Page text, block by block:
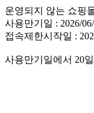
운영되지 않는 쇼핑
사용만기일 : 2026/
접속제한시작일 :
사용만기일에서 20